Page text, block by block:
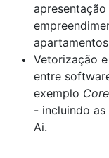
Vetorização
entre
exemplo
- incluindo as
Ai.